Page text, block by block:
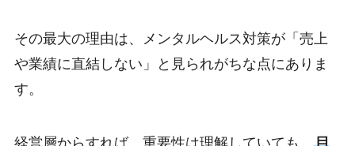
その最大の理由は、メンタルヘルス対策が「売上
や業績に直結しない」と見られがちな点にありま
す。